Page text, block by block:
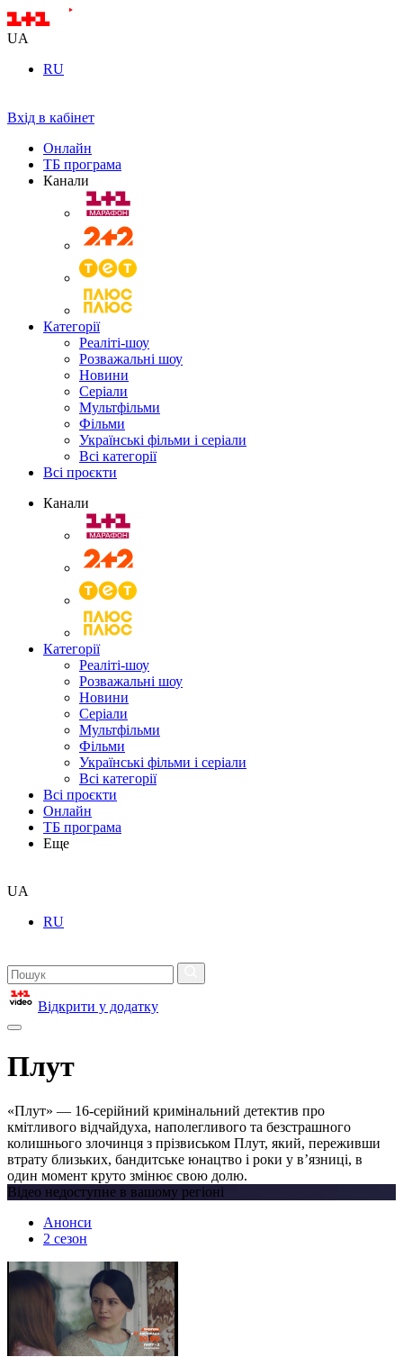
UA
RU
Вхід в кабінет
Онлайн
ТБ програма
Канали
Категорії
Реаліті-шоу
Розважальні шоу
Новини
Серіали
Мультфільми
Фільми
Українські фільми і серіали
Всі категорії
Всі проєкти
Канали
Категорії
Реаліті-шоу
Розважальні шоу
Новини
Серіали
Мультфільми
Фільми
Українські фільми і серіали
Всі категорії
Всі проєкти
Онлайн
ТБ програма
Еще
UA
RU
Відкрити у додатку
Плут
«Плут» — 16-серійний кримінальний детектив про
кмітливого відчайдуха, наполегливого та безстрашного
колишнього злочинця з прізвиськом Плут, який, переживши
втрату близьких, бандитське юнацтво і роки у в’язниці, в
один момент круто змінює свою долю.
Відео недоступне в вашому регіоні
Анонси
2 сезон